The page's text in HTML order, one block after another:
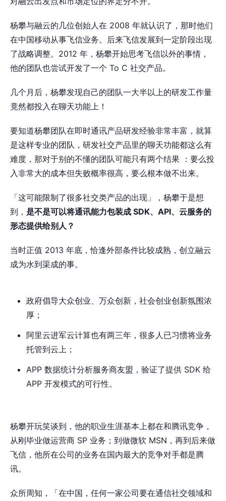
杨攀与融云的几位创始人在 2008 年就认识了，那时他们
在中国移动从事飞信业务。后来飞信发展到一定阶段出现
了战略调整。2012 年，杨攀开始思考飞信以外的事情，
他的团队也尝试开发了一个 To C 社交产品。
几个月后，杨攀发现自己的团队一大半以上的研发工作量
竟然都投入在聊天功能上！
要知道杨攀团队在即时通讯产品研发经验非常丰富，就算
是这样专业的团队，研发社交产品里的聊天功能都这么有
难度，那对于别的不懂的团队可能只有两个结果 ：要么投
入非常大的成本但失败概率很高，要么根本做不出来。
「这可能限制了很多社交类产品的出现」，杨攀于是想
到， 是不是可以将通讯能力包装成 SDK、API、云服务的
形态提供给别人？
当时正值 2013 年底，恰逢外部条件比较成熟，创立融云
成为水到渠成的事。
政府倡导大众创业、万众创新，社会创业创新氛围浓
厚；
阿里云进军云计算也有两三年，很多人已习惯将业务
托管到云上；
APP 数据统计分析服务商友盟，验证了提供 SDK 给
APP 开发模式的可行性。
杨攀开玩笑谈到，他的职业生涯基本上都在和腾讯竞争，
从刚毕业做运营商 SP 业务；到做微软 MSN，再到后来做
飞信，他所在公司的业务在国内最大的竞争对手都是腾
讯。
众所周知，「在中国，任何一家公司要在通信社交领域和